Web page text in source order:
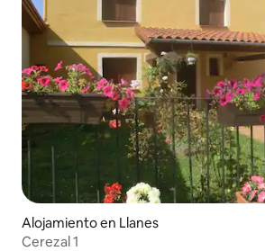
Alojamiento en Llanes
Cerezal 1